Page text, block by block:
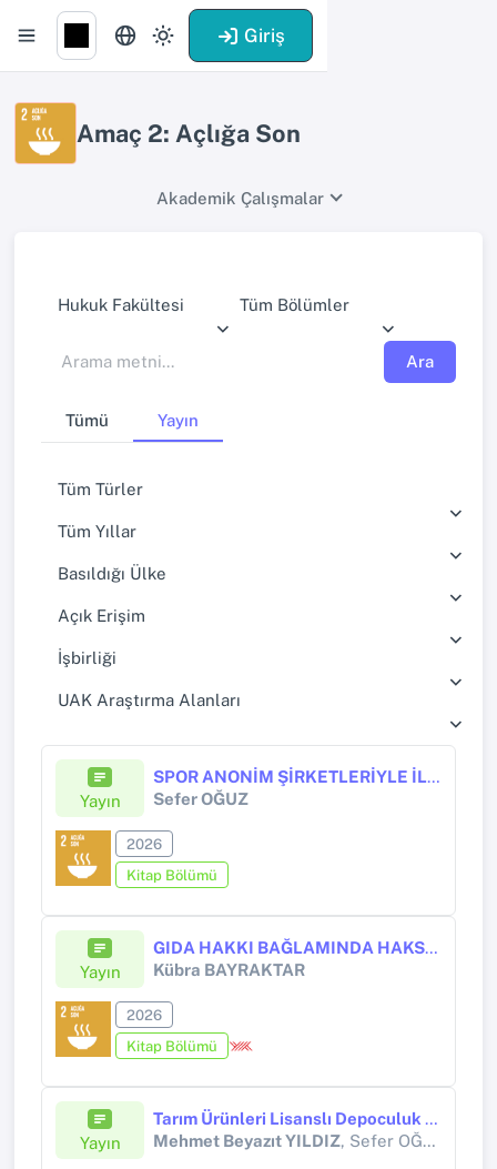
Giriş
Amaç 2: Açlığa Son
Akademik Çalışmalar
Hukuk Fakültesi Tüm Bölümler
Ara
Tümü Yayın
Tüm Türler
Tüm Yıllar
Basıldığı Ülke
Açık Erişim
İşbirliği
UAK Araştırma Alanları
Yayın
SPOR ANONİM ŞİRKETLERİYLE İLGİLİ AYRIK HÜKÜMLERİN DEĞERLENDİRİLMESİ
Sefer OĞUZ
2026
Kitap Bölümü
Yayın
GIDA HAKKI BAĞLAMINDA HAKSIZ FİYATLANDIRMALARIN DENETİMİ: GÖREVLİ VE YETKİLİ İDARELER İLE YETKİLERİN ÇATIŞMASI SORUNU
Kübra BAYRAKTAR
2026
Kitap Bölümü
Yayın
Tarım Ürünleri Lisanslı Depoculuk Faaliyeti Kapsamında Lisanslı Depoculuk Sözleşmesi ve Elektronik Ürün Senetleri
Mehmet Beyazıt YILDIZ, Sefer OĞUZ